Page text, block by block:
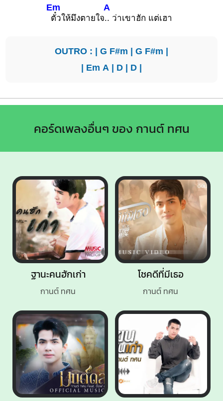
Em
ตั๋วให้มึงตายใจ
A
.. ว่าเขาฮัก แต่เฮา
OUTRO : | G F#m | G F#m |
| Em A | D | D |
คอร์ดเพลงอื่นๆ ของ กานต์ ทศน
ฐานะคนฮักเก่า
กานต์ ทศน
โชคดีที่มีเธอ
กานต์ ทศน